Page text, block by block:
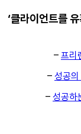
‘클라이언트를
– 프리
– 성공
– 성공하